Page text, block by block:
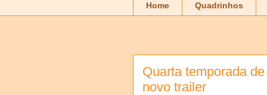
Home Quadrinhos
Quarta temporada
novo trailer